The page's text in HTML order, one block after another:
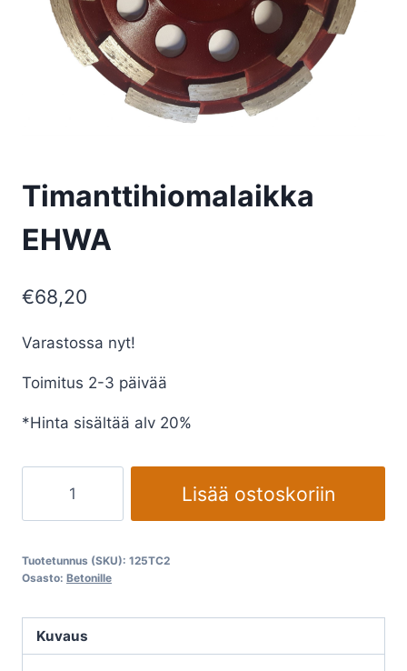
Timanttihiomalaikka
EHWA
€68,20
Varastossa nyt!
Toimitus 2-3 päivää
*Hinta sisältää alv 20%
määrä
Lisää ostoskoriin
Tuotetunnus (SKU): 125TC2
Osasto: Betonille
Kuvaus